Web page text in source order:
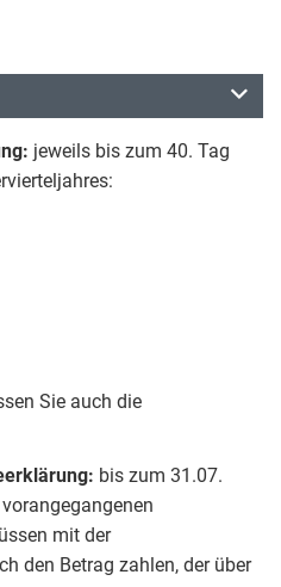
jeweils bis zum 40. Tag
Sie auch die
bis zum 31.07.
mit der
den Betrag zahlen, der über